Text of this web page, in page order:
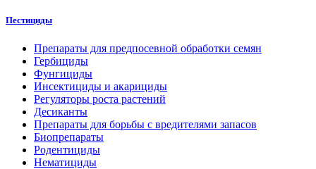
Пестициды
Препараты для предпосевной обработки семян
Гербициды
Фунгициды
Инсектициды и акарициды
Регуляторы роста растений
Десиканты
Препараты для борьбы с вредителями запасов
Биопрепараты
Родентициды
Нематициды